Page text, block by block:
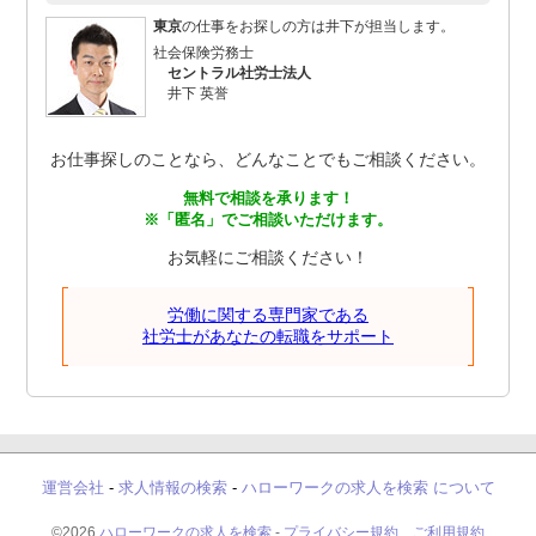
東京の仕事をお探しの方は井下が担当します。
社会保険労務士
セントラル社労士法人
井下 英誉
お仕事探しのことなら、どんなことでもご相談ください。
無料で相談を承ります！
※「匿名」でご相談いただけます。
お気軽にご相談ください！
労働に関する専門家である
社労士があなたの転職をサポート
運営会社 - 求人情報の検索- ハローワークの求人を検索 について